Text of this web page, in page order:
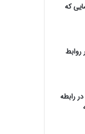
که
روابط
رابطه